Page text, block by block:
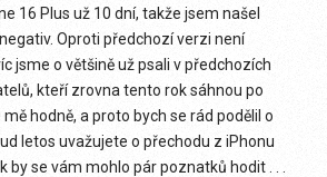
16 Plus už 10 dní, takže jsem našel
Oproti předchozí verzi není
jsme o většině už psali v předchozích
kteří zrovna tento rok sáhnou po
hodně, a proto bych se rád podělil o
letos uvažujete o přechodu z iPhonu
by se vám mohlo pár poznatků hodit . . .